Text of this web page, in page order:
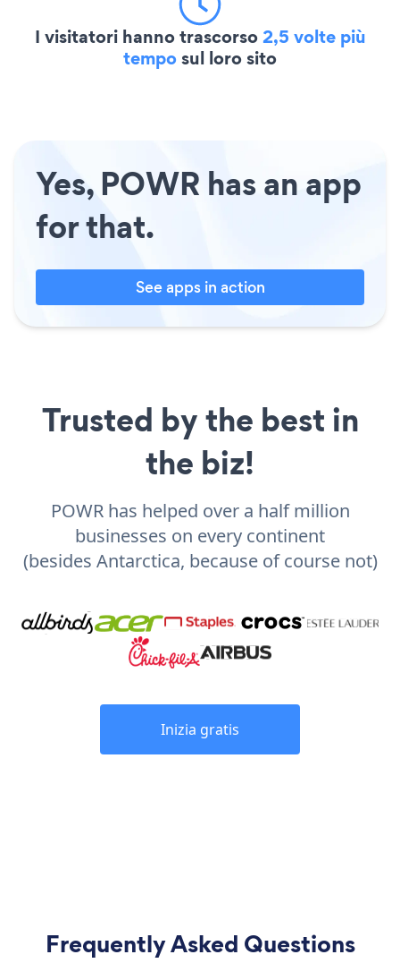
I visitatori hanno trascorso2,5 volte più
temposul loro sito
Yes, POWR has an app
for that.
See apps in action
Trusted by the best in
the biz!
POWR has helped over a half million
businesses on every continent
(besides Antarctica, because of course not)
Inizia gratis
Frequently Asked Questions